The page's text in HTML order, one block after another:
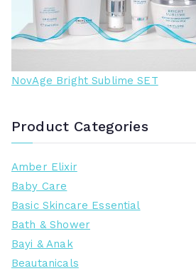
NovAge Bright Sublime SET
Product Categories
Amber Elixir
Baby Care
Basic Skincare Essential
Bath & Shower
Bayi & Anak
Beautanicals